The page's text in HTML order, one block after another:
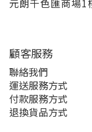
元朗千色匯商場
顧客服務
聯絡我們
運送服務方式
付款服務方式
退換貨品方式